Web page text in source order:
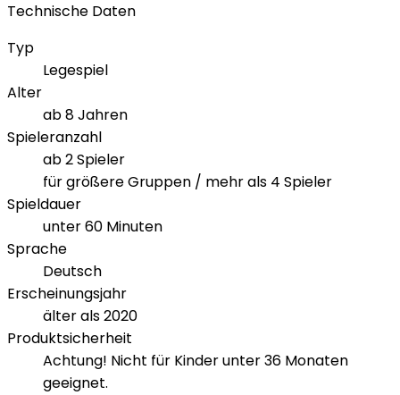
Technische Daten
Typ
Legespiel
Alter
ab 8 Jahren
Spieleranzahl
ab 2 Spieler
für größere Gruppen / mehr als 4 Spieler
Spieldauer
unter 60 Minuten
Sprache
Deutsch
Erscheinungsjahr
älter als 2020
Produktsicherheit
Achtung! Nicht für Kinder unter 36 Monaten
geeignet.